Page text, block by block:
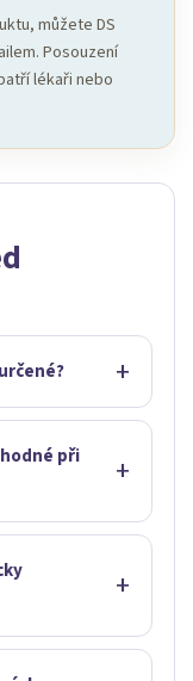
můžete DS
Posouzení
lékaři nebo
při